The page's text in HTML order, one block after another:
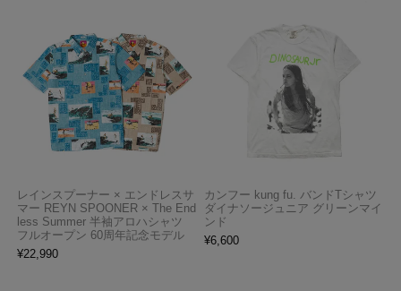
レインスプーナー × エンドレスサ
マー REYN SPOONER × The End
less Summer 半袖アロハシャツ
フルオープン 60周年記念モデル
¥22,990
カンフー kung fu. バンドTシャツ
ダイナソージュニア グリーンマイ
ンド
¥6,600